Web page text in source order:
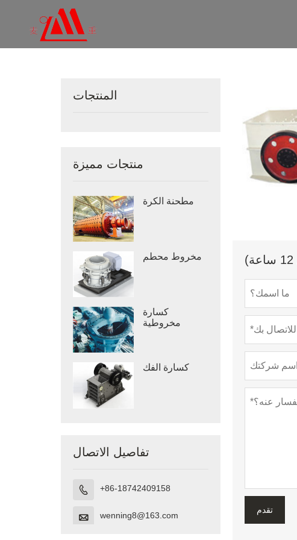
المنتجات
منتجات مميزة
مطحنة الكرة
مخروط محطم
كسارة
مخروطية
كسارة الفك
تفاصيل الاتصال
 +86-18742409158
 wenning8@163.com
تقدم